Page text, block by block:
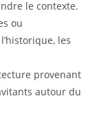
le contexte.
ou
les
provenant
autour du